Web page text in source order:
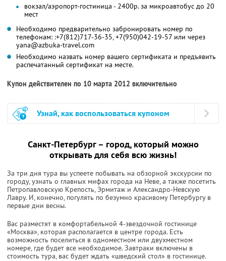
вокзал/аэропорт-гостиница - 2400р. за микроавтобус до 20
мест
Необходимо предварительно забронировать номер по
телефонам: :+7(812)717-36-35, +7(950)042-19-57 или через
yana@azbuka-travel.com
Необходимо назвать номер вашего сертификата и предъявить
распечатанный сертификат на месте.
Купон действителен по 10 марта 2012 включительно
Узнай, как воспользоваться купоном
Санкт-Петербург – город, который можно
открывать для себя всю жизнь!
За три дня тура вы успеете побывать на обзорной экскурсии по
городу, узнать о главных мифах города на Неве, а также посетить
Петропавловскую Крепость, Эрмитаж и Александро-Невскую
Лавру. И, конечно, погулять по безумно красивому Петербургу в
первые дни весны.
Вас разместят в комфортабельной 4-звездочной гостинице
«Москва», которая располагается в центре города. Есть
возможность поселиться в одноместном или двухместном
номере, где будет все необходимое. Завтраки включены в
стоимость тура, вас будет ждать «шведский стол» в гостинице.